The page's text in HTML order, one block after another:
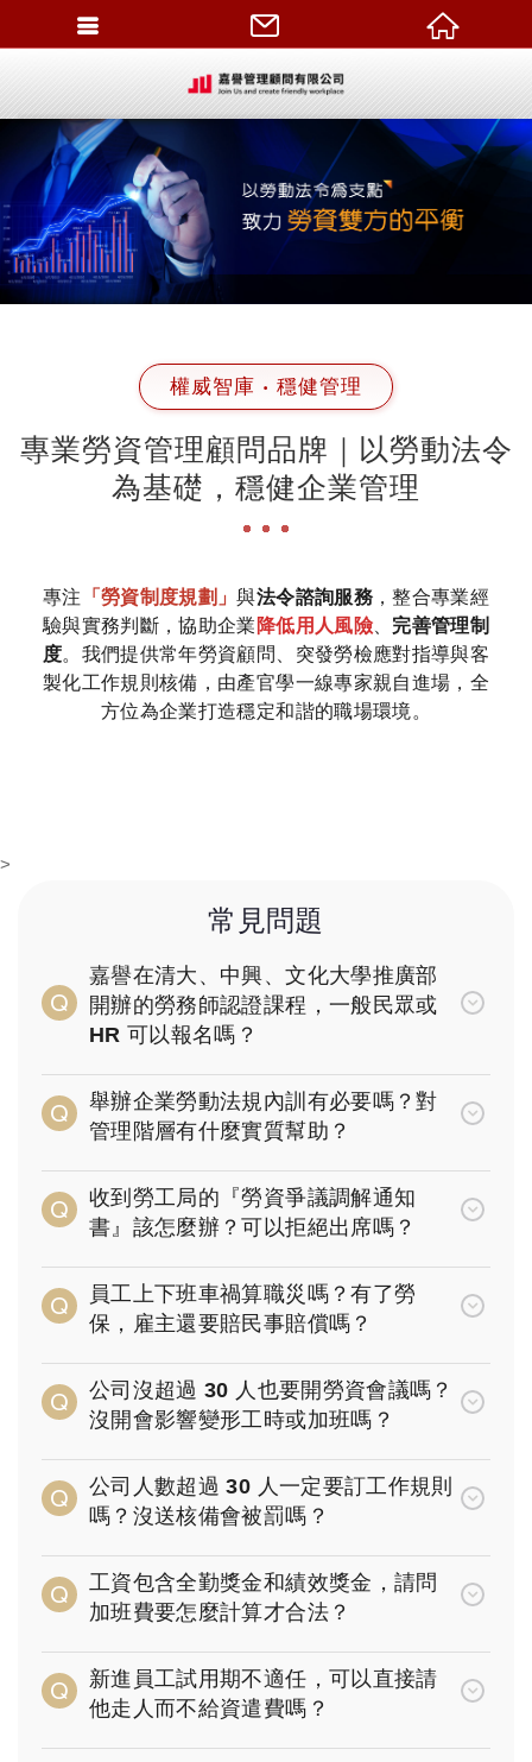
權威智庫 ‧ 穩健管理
專業勞資管理顧問品牌｜以勞動法令
為基礎，穩健企業管理
專注 「勞資制度規劃」與法令諮詢服務，整合專業經
驗與實務判斷，協助企業 降低用人風險、 完善管理制
度。我們提供常年勞資顧問、突發勞檢應對指導與客
製化工作規則核備，由產官學一線專家親自進場，全
方位為企業打造穩定和諧的職場環境。
>
常見問題
嘉譽在清大、中興、文化大學推廣部
開辦的勞務師認證課程，一般民眾或
HR 可以報名嗎？
舉辦企業勞動法規內訓有必要嗎？對
管理階層有什麼實質幫助？
收到勞工局的『勞資爭議調解通知
書』該怎麼辦？可以拒絕出席嗎？
員工上下班車禍算職災嗎？有了勞
保，雇主還要賠民事賠償嗎？
公司沒超過 30 人也要開勞資會議嗎？
沒開會影響變形工時或加班嗎？
公司人數超過 30 人一定要訂工作規則
嗎？沒送核備會被罰嗎？
工資包含全勤獎金和績效獎金，請問
加班費要怎麼計算才合法？
新進員工試用期不適任，可以直接請
他走人而不給資遣費嗎？
繁體中文